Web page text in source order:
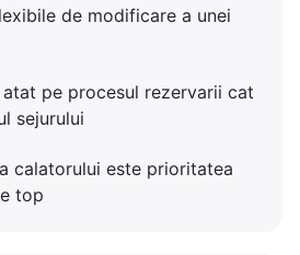
de modificare a unei
pe procesul rezervarii cat
sejurului
calatorului este prioritatea
top